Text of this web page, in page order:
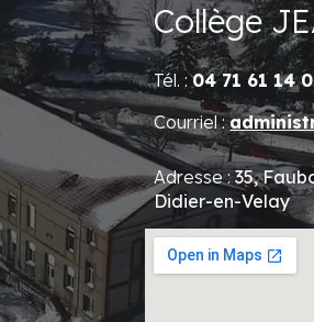
Collège
Tél. :04 71 61 14
Courriel :
Adresse :35,
Didier-en-Velay